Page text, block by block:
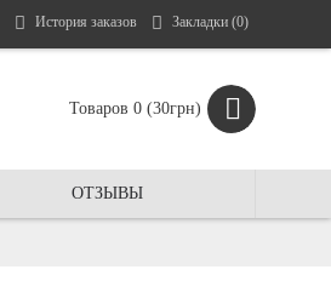
История заказов Закладки (0)
Товаров 0 (30грн)
ОТЗЫВЫ